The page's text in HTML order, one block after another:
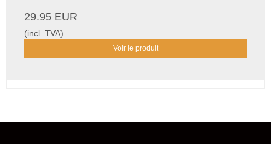
29.95 EUR
(incl. TVA)
Voir le produit